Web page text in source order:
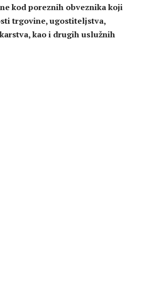
kod poreznih obveznika koji
trgovine, ugostiteljstva,
kao i drugih uslužnih